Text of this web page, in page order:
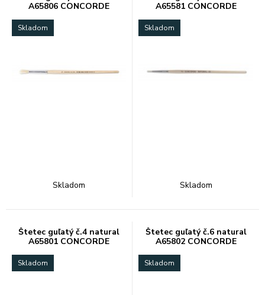
A65806 CONCORDE
Skladom
Skladom
A65581 CONCORDE
Skladom
Skladom
Štetec guľatý č.4 natural
A65801 CONCORDE
Skladom
Štetec guľatý č.6 natural
A65802 CONCORDE
Skladom